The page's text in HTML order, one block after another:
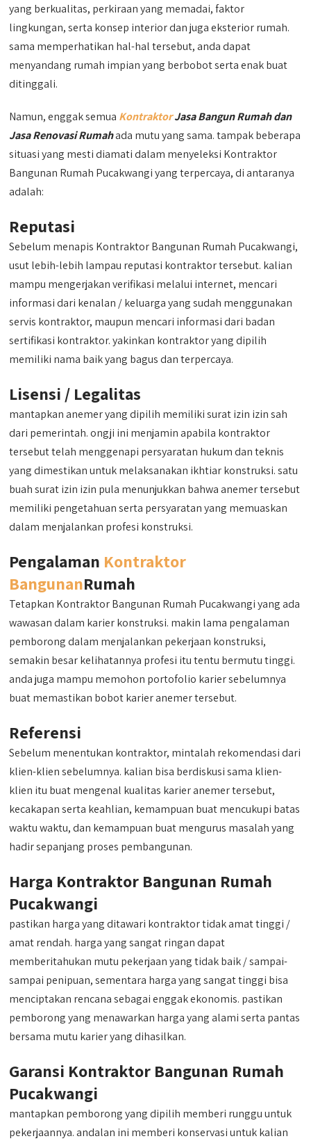
yang berkualitas, perkiraan yang memadai, faktor
lingkungan, serta konsep interior dan juga eksterior rumah.
sama memperhatikan hal-hal tersebut, anda dapat
menyandang rumah impian yang berbobot serta enak buat
ditinggali.
Namun, enggak semua KontraktorJasa Bangun Rumah dan
Jasa Renovasi Rumahada mutu yang sama. tampak beberapa
situasi yang mesti diamati dalam menyeleksi Kontraktor
Bangunan Rumah Pucakwangi yang terpercaya, di antaranya
adalah:
Reputasi
Sebelum menapis Kontraktor Bangunan Rumah Pucakwangi,
usut lebih-lebih lampau reputasi kontraktor tersebut. kalian
mampu mengerjakan verifikasi melalui internet, mencari
informasi dari kenalan / keluarga yang sudah menggunakan
servis kontraktor, maupun mencari informasi dari badan
sertifikasi kontraktor. yakinkan kontraktor yang dipilih
memiliki nama baik yang bagus dan terpercaya.
Lisensi / Legalitas
mantapkan anemer yang dipilih memiliki surat izin izin sah
dari pemerintah. ongji ini menjamin apabila kontraktor
tersebut telah menggenapi persyaratan hukum dan teknis
yang dimestikan untuk melaksanakan ikhtiar konstruksi. satu
buah surat izin izin pula menunjukkan bahwa anemer tersebut
memiliki pengetahuan serta persyaratan yang memuaskan
dalam menjalankan profesi konstruksi.
Pengalaman Kontraktor
BangunanRumah
Tetapkan Kontraktor Bangunan Rumah Pucakwangi yang ada
wawasan dalam karier konstruksi. makin lama pengalaman
pemborong dalam menjalankan pekerjaan konstruksi,
semakin besar kelihatannya profesi itu tentu bermutu tinggi.
anda juga mampu memohon portofolio karier sebelumnya
buat memastikan bobot karier anemer tersebut.
Referensi
Sebelum menentukan kontraktor, mintalah rekomendasi dari
klien-klien sebelumnya. kalian bisa berdiskusi sama klien-
klien itu buat mengenal kualitas karier anemer tersebut,
kecakapan serta keahlian, kemampuan buat mencukupi batas
waktu waktu, dan kemampuan buat mengurus masalah yang
hadir sepanjang proses pembangunan.
Harga Kontraktor Bangunan Rumah
Pucakwangi
pastikan harga yang ditawari kontraktor tidak amat tinggi /
amat rendah. harga yang sangat ringan dapat
memberitahukan mutu pekerjaan yang tidak baik / sampai-
sampai penipuan, sementara harga yang sangat tinggi bisa
menciptakan rencana sebagai enggak ekonomis. pastikan
pemborong yang menawarkan harga yang alami serta pantas
bersama mutu karier yang dihasilkan.
Garansi Kontraktor Bangunan Rumah
Pucakwangi
mantapkan pemborong yang dipilih memberi runggu untuk
pekerjaannya. andalan ini memberi konservasi untuk kalian